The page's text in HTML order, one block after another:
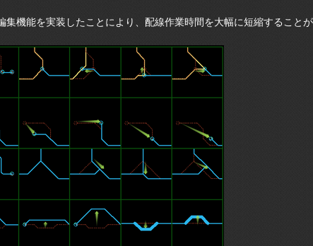
集機能を実装したことにより、配線作業時間を大幅に短縮すること